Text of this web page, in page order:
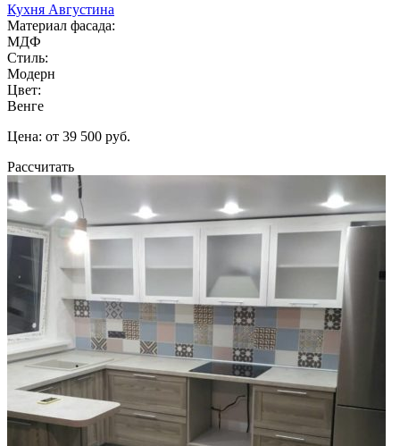
Кухня Августина
Материал фасада:
МДФ
Стиль:
Модерн
Цвет:
Венге
Цена: от 39 500 руб.
Рассчитать